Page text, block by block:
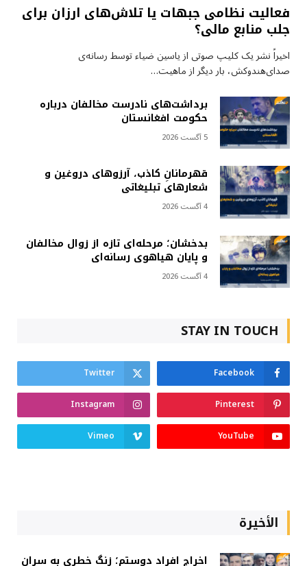
فعالیت نظامی جبهات یا تلاش‌های ارزان برای
جلب منابع مالی؟
اخیراً نشر یک کلیپ صوتی از یاسین ضیاء توسط رسانه‌ی
صدای‌هندوکش، بار دیگر از ماهیت…
برداشت‌های نادرست مخالفان درباره
حکومت افغانستان
5 آگست 2026
قهرمانانِ کاذب، آرزوهای دروغین و
شعارهای تبلیغاتی
4 آگست 2026
بدخشان؛ مرحله‌ای تازه از زوال مخالفان
و پایان هیاهوی رسانه‌ای
4 آگست 2026
STAY IN TOUCH
Facebook
Twitter
Pinterest
Instagram
YouTube
Vimeo
الأخيرة
اخراج افراد دوستم؛ زنگ خطری به سران